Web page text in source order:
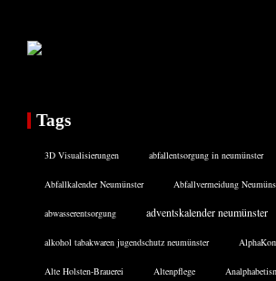
Tags
3D Visualisierungen abfallentsorgung in neumünster
Abfallkalender Neumünster Abfallvermeidung
abwasserentsorgung adventskalender neumünster
alkohol tabakwaren jugendschutz neumünster
Alte Holsten-Brauerei Altenpflege